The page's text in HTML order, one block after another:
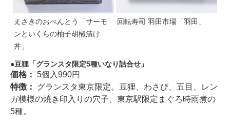
えさきのおべんとう「サーモ
ンといくらの柚子胡椒漬け
丼」
回転寿司 羽田市場「羽田」
豆狸「グランスタ限定5種いなり詰合せ」
価格： 5個入990円
特徴： グランスタ東京限定。豆狸、わさび、五目、レン
ガ模様の焼き印入りの穴子、東京駅限定まぐろ時雨煮の
5種。